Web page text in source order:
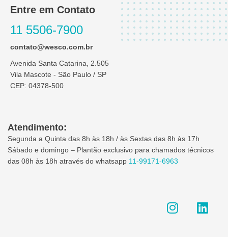
Entre em Contato
11 5506-7900
contato@wesco.com.br
Avenida Santa Catarina, 2.505
Vila Mascote - São Paulo / SP
CEP: 04378-500
Atendimento:
Segunda a Quinta das 8h às 18h / às Sextas das 8h às 17h
Sábado e domingo – Plantão exclusivo para chamados técnicos
das 08h às 18h através do whatsapp 11-99171-6963
n i